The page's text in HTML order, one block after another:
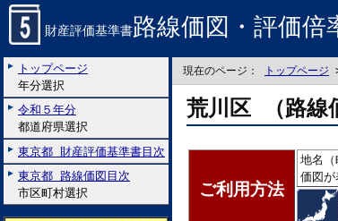
財産評価基準書路線価図・評価倍
トップページ
年分選択
令和５年分
都道府県選択
東京都 財産評価基準書目次
東京都 路線価図目次
市区町村選択
現在のページ： トップページ
荒川区 （路線
ご利用方法
地名（
価図が